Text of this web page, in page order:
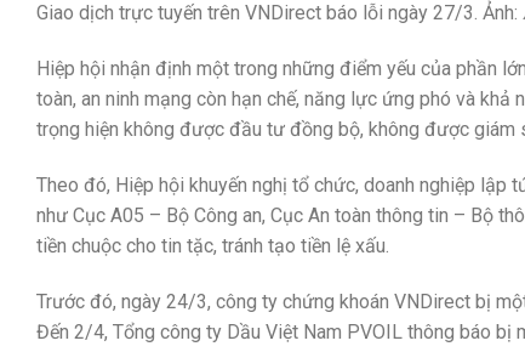
Giao dịch trực tuyến trên VNDirect báo lỗi ngày 27/3. Ảnh:
Hiệp hội nhận định một trong những điểm yếu của phần
toàn, an ninh mạng còn hạn chế, năng lực ứng phó và
trọng hiện không được đầu tư đồng bộ, không được giám
Theo đó, Hiệp hội khuyến nghị tổ chức, doanh nghiệp lập
như Cục A05 – Bộ Công an, Cục An toàn thông tin – Bộ
tiền chuộc cho tin tặc, tránh tạo tiền lệ xấu.
Trước đó, ngày 24/3, công ty chứng khoán VNDirect bị
Đến 2/4, Tổng công ty Dầu Việt Nam PVOIL thông báo bị